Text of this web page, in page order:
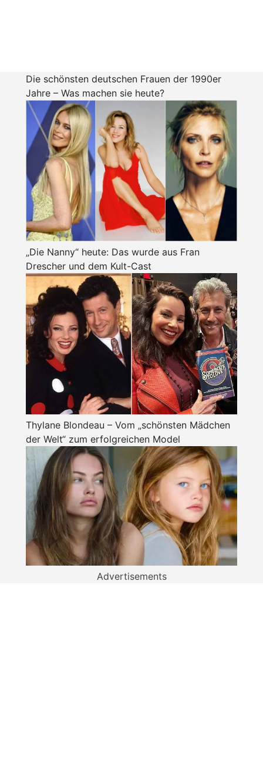
Die schönsten deutschen Frauen der 1990er
Jahre – Was machen sie heute?
„Die Nanny“ heute: Das wurde aus Fran
Drescher und dem Kult-Cast
Thylane Blondeau – Vom „schönsten Mädchen
der Welt“ zum erfolgreichen Model
Advertisements